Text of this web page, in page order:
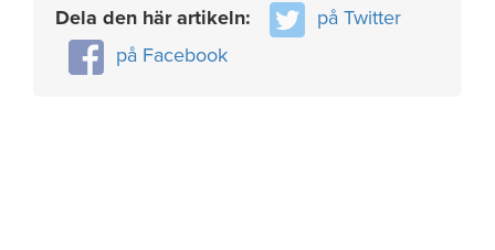
Dela den här artikeln:
på Twitter
på Facebook